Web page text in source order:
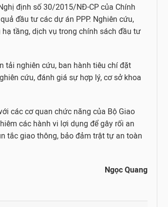
định số 30/2015/NĐ-CP của Chính
đầu tư các dự án PPP. Nghiên cứu,
tầng, dịch vụ trong chính sách đầu tư
tải nghiên cứu, ban hành tiêu chí đặt
cứu, đánh giá sự hợp lý, cơ sở khoa
các cơ quan chức năng của Bộ Giao
các hành vi lợi dụng để gây rối an
tắc giao thông, bảo đảm trật tự an toàn
Ngọc Quang